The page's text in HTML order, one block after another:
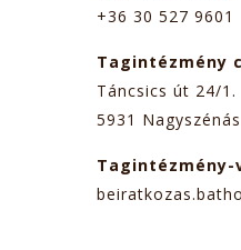
+36 30 527 9601
Tagintézmény
Táncsics út 24/1.
5931 Nagyszénás